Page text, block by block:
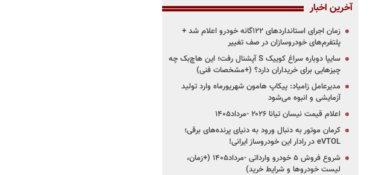
آخرین اخبار
زمان اجرای استانداردهای ۱۲۲گانه خودرو اعلام شد +
پلتفرم‌های خودروسازان در صف تغییر
سایپا دوباره سراغ کوییک S آپشنال رفت؛ این هاچ‌بک چه
چیزهایی برای خریداران دارد؟ (+مشخصات فنی)
مدیرعامل زامیاد: پیکاپ هامون شهریورماه وارد تولید
آزمایشی و انبوه می‌شود
اعلام قیمت نیسان تیانا ۲۰۲۶ -مرداد۱۴۰۵
کرمان موتور به دنبال ورود به دنیای پرنده‌های برقی؛
eVTOL در رادار این خودروساز ایرانی!
شروع فروش ۵ خودرو وارداتی -مرداد۱۴۰۵ (+زمان،
لیست خودروها و شرایط خرید)